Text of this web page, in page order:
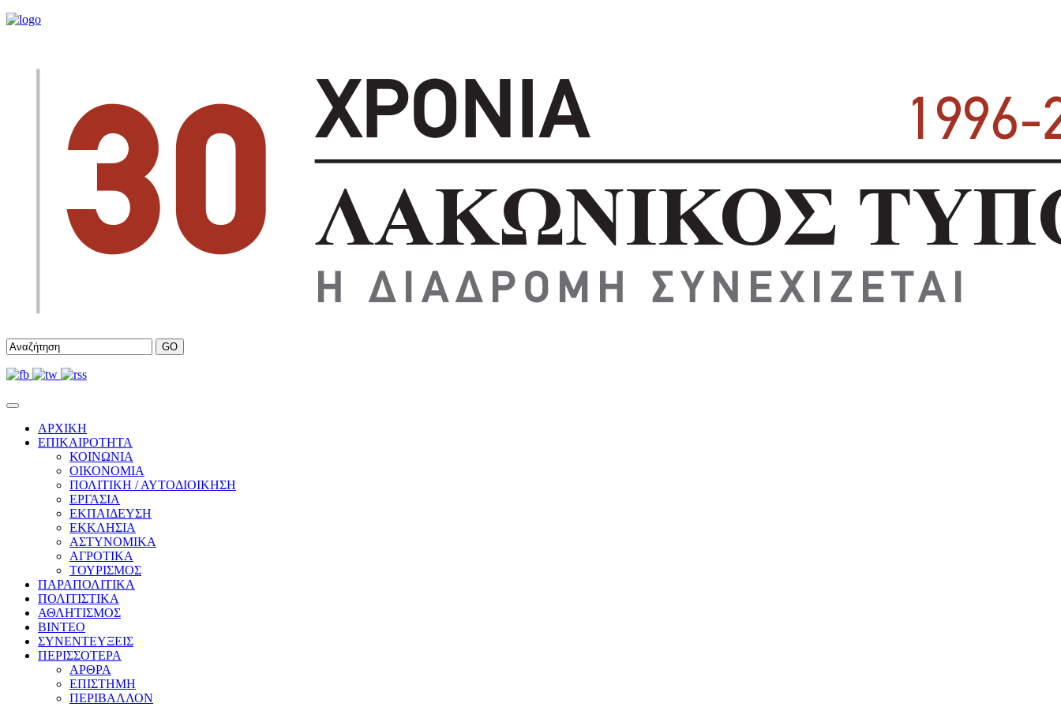
ΑΡΧΙΚΗ
ΕΠΙΚΑΙΡΟΤΗΤΑ
ΚΟΙΝΩΝΙΑ
ΟΙΚΟΝΟΜΙΑ
ΠΟΛΙΤΙΚΗ / ΑΥΤΟΔΙΟΙΚΗΣΗ
ΕΡΓΑΣΙΑ
ΕΚΠΑΙΔΕΥΣΗ
ΕΚΚΛΗΣΙΑ
ΑΣΤΥΝΟΜΙΚΑ
ΑΓΡΟΤΙΚΑ
ΤΟΥΡΙΣΜΟΣ
ΠΑΡΑΠΟΛΙΤΙΚΑ
ΠΟΛΙΤΙΣΤΙΚΑ
ΑΘΛΗΤΙΣΜΟΣ
ΒΙΝΤΕΟ
ΣΥΝΕΝΤΕΥΞΕΙΣ
ΠΕΡΙΣΣΟΤΕΡΑ
ΑΡΘΡΑ
ΕΠΙΣΤΗΜΗ
ΠΕΡΙΒΑΛΛΟΝ